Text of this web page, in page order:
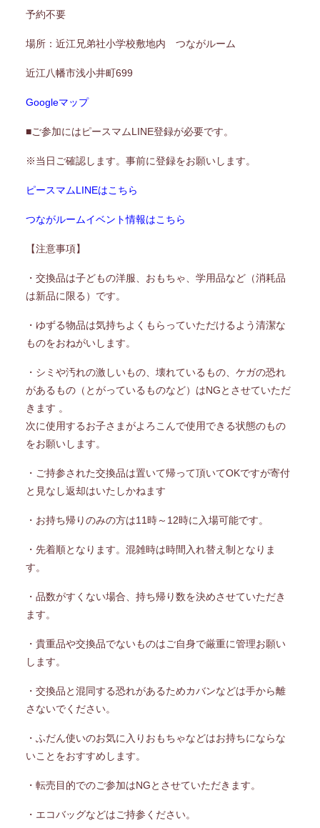
予約不要
場所：近江兄弟社小学校敷地内 つながルーム
近江八幡市浅小井町699
Googleマップ
■ご参加にはピースマムLINE登録が必要です。
※当日ご確認します。事前に登録をお願いします。
ピースマムLINEはこちら
つながルームイベント情報はこちら
【注意事項】
・交換品は子どもの洋服、おもちゃ、学用品など（消耗品
は新品に限る）です。
・ゆずる物品は気持ちよくもらっていただけるよう清潔な
ものをおねがいします。
・シミや汚れの激しいもの、壊れているもの、ケガの恐れ
があるもの（とがっているものなど）はNGとさせていただ
きます 。
次に使用するお子さまがよろこんで使用できる状態のもの
をお願いします。
・ご持参された交換品は置いて帰って頂いてOKですが寄付
と見なし返却はいたしかねます
・お持ち帰りのみの方は11時～12時に入場可能です。
・先着順となります。混雑時は時間入れ替え制となりま
す。
・品数がすくない場合、持ち帰り数を決めさせていただき
ます。
・貴重品や交換品でないものはご自身で厳重に管理お願い
します。
・交換品と混同する恐れがあるためカバンなどは手から離
さないでください。
・ふだん使いのお気に入りおもちゃなどはお持ちにならな
いことをおすすめします。
・転売目的でのご参加はNGとさせていただきます。
・エコバッグなどはご持参ください。